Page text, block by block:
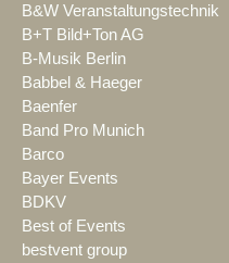
B&W Veranstaltungstechnik
B+T Bild+Ton AG
B-Musik Berlin
Babbel & Haeger
Baenfer
Band Pro Munich
Barco
Bayer Events
BDKV
Best of Events
bestvent group